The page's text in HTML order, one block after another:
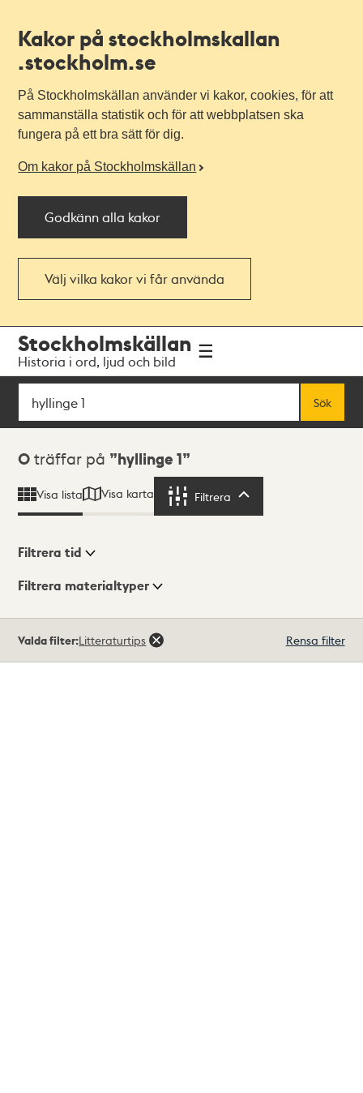
Kakor på stockholmskallan
.stockholm.se
På Stockholmskällan använder vi kakor, cookies, för att
sammanställa statistik och för att webbplatsen ska
fungera på ett bra sätt för dig.
Om kakor på Stockholmskällan
Godkänn alla kakor
Välj vilka kakor vi får använda
navigationen
huvudinnehållet
Stockholmskällan
Historia i ord, ljud och bild
Sök
Sök
Sökresultat
0 träffar på hyllinge 1
Visa lista Visa karta Filtrera
Visningsläge
Filtrera tid
Filtrera materialtyper
träffar
Valda filter:Litteraturtips Rensa filter